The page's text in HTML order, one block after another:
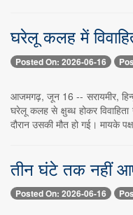
घरेलू कलह में
Posted On: 2026-06-16
आजमगढ़, जून 16 -- सरायमीर,
घरेलू कलह से क्षुब्ध होकर
दौरान उसकी मौत हो गई। मायके
तीन घंटे तक नहीं
Posted On: 2026-06-16